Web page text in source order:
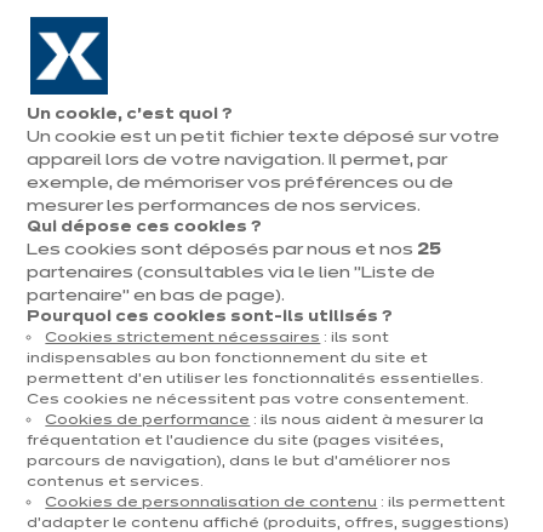
Aller à la navigation
Aller au contenu principal
Ouvrir
le
menu
magasins
Prendre
rendez-vous
Vous
êtes
ici
Accueil Cuisines Par catégorie Cuisines d'exposition Tv-Meubel - Bergamo
Contact
Télécharger le catalogue
Prendre rendez-vous
Un cookie, c’est quoi ?
Un cookie est un petit fichier texte déposé sur votre
appareil lors de votre navigation. Il permet, par
exemple, de mémoriser vos préférences ou de
mesurer les performances de nos services.
Qui dépose ces cookies ?
Les cookies sont déposés par nous et nos 25
partenaires (consultables via le lien "Liste de
partenaire" en bas de page).
Pourquoi ces cookies sont-ils utilisés ?
Cookies strictement nécessaires : ils sont
indispensables au bon fonctionnement du site et
permettent d’en utiliser les fonctionnalités essentielles.
Ces cookies ne nécessitent pas votre consentement.
Cookies de performance : ils nous aident à mesurer la
fréquentation et l’audience du site (pages visitées,
parcours de navigation), dans le but d’améliorer nos
contenus et services.
Cookies de personnalisation de contenu : ils permettent
d’adapter le contenu affiché (produits, offres, suggestions)